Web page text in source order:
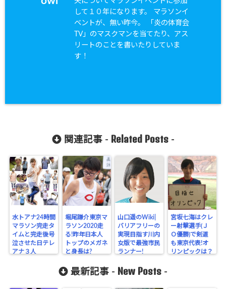
して１０年になります。 マラソンイ
ベントが、無い昨今。 「炎の体育会
TV」のマスクマンを当てたり、アス
リートのことを書いたりしていま
す！
関連記事 - Related Posts-
水トアナ24時間
マラソン完走タ
イムと完走後号
泣させた日テレ
アナ３人
堀尾謙介東京マ
ラソン2020走
る!昨年日本人
トップのメガネ
と身長は?
山口遥のWiki|
バリアフリーの
実現目指す川内
女版で最強市民
ランナー!
宮坂七海はクレ
ー射撃選手(Ｊ
Ｏ優勝)で剣道
も東京代表!オ
リンピックは？
最新記事 - New Posts -